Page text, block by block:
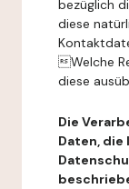
bezüglich
diese
Welche
diese
Die
Daten, die